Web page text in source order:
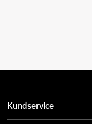
Kundservice